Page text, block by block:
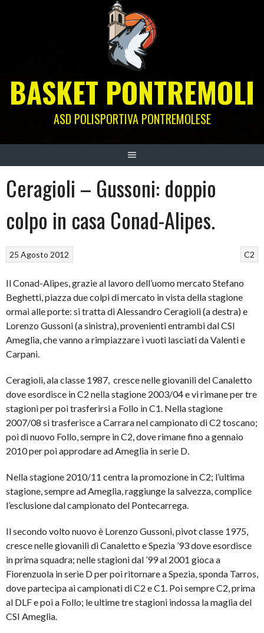
BASKET PONTREMOLI
ASD POLISPORTIVA PONTREMOLESE
Ceragioli – Gussoni: doppio
colpo in casa Conad-Alipes.
C2
25 Agosto 2012
Il Conad-Alipes, grazie al lavoro dell’uomo mercato Stefano
Beghetti, piazza due colpi di mercato in vista della stagione
ormai alle porte: si tratta di Alessandro Ceragioli (a destra) e
Lorenzo Gussoni (a sinistra), provenienti entrambi dal CSI
Ameglia, che vanno a rimpiazzare i vuoti lasciati da Valenti e
Carpani.
Ceragioli, ala classe 1987, cresce nelle giovanili del Canaletto
dove esordisce in C2 nella stagione 2003/04 e vi rimane per tre
stagioni per poi trasferirsi a Follo in C1. Nella stagione
2007/08 si trasferisce a Carrara nel campionato di C2 toscano;
poi di nuovo Follo, sempre in C2, dove rimane fino a gennaio
2010 per poi approdare ad Ameglia in serie D.
Nella stagione 2010/11 centra la promozione in C2; l’ultima
stagione, sempre ad Ameglia, raggiunge la salvezza, complice
l’esclusione dal campionato del Pontecarrega.
Il secondo volto nuovo è Lorenzo Gussoni, pivot classe 1975,
cresce nelle giovanili di Canaletto e Spezia ’93 dove esordisce
in prima squadra; nelle stagioni dal ’99 al 2001 gioca a
Fiorenzuola in serie D per poi ritornare a Spezia, sponda Tarros,
dove partecipa ai campionati di C2 e C1. Poi sempre C2, prima
al DLF e poi a Follo; le ultime tre stagioni indossa la maglia del
CSI Ameglia.